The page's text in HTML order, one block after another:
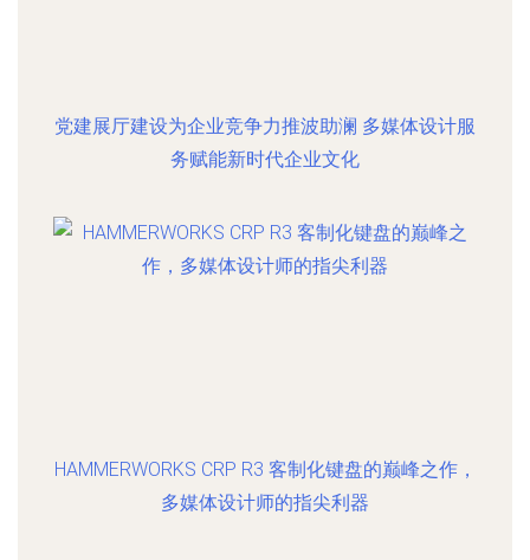
党建展厅建设为企业竞争力推波助澜 多媒体设计服
务赋能新时代企业文化
HAMMERWORKS CRP R3 客制化键盘的巅峰之作，
多媒体设计师的指尖利器